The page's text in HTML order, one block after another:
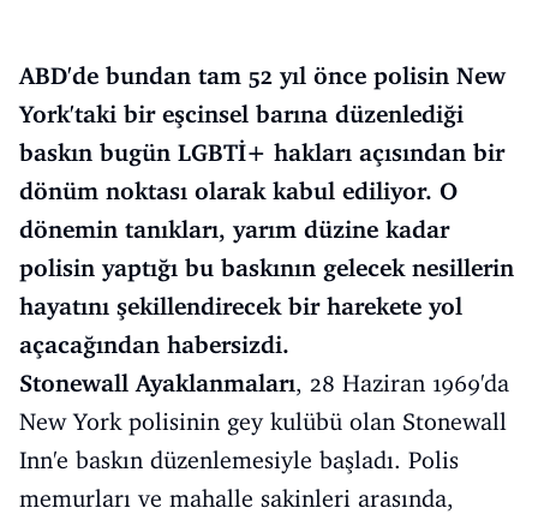
ABD'de bundan tam 52 yıl önce polisin New
York'taki bir eşcinsel barına düzenlediği
baskın bugün LGBTİ+ hakları açısından bir
dönüm noktası olarak kabul ediliyor. O
dönemin tanıkları, yarım düzine kadar
polisin yaptığı bu baskının gelecek nesillerin
hayatını şekillendirecek bir harekete yol
açacağından habersizdi.
Stonewall Ayaklanmaları, 28 Haziran 1969'da
New York polisinin gey kulübü olan Stonewall
Inn'e baskın düzenlemesiyle başladı. Polis
memurları ve mahalle sakinleri arasında,